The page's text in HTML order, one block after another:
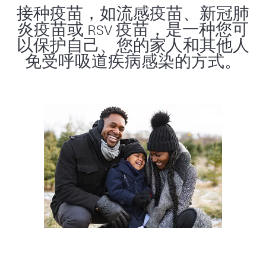
接种疫苗，如流感疫苗、新冠肺
炎疫苗或 RSV 疫苗，是一种您可
以保护自己、您的家人和其他人
免受呼吸道疾病感染的方式。